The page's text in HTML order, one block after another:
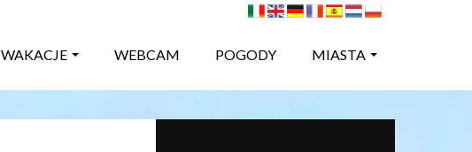
WAKACJE WEBCAM POGODY MIASTA